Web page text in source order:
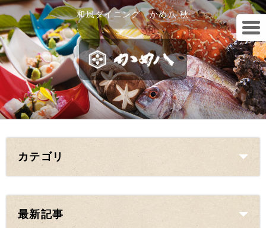
和風ダイニング かめ八 秋
カテゴリ
最新記事